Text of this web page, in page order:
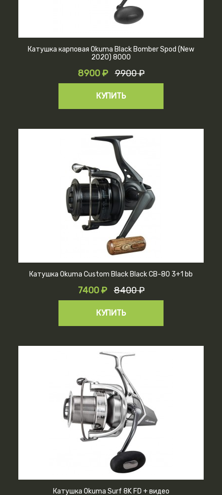
Катушка карповая Okuma Black Bomber Spod (New
2020) 8000
8900 ₽ 9900 ₽
КУПИТЬ
Катушка Okuma Custom Black Black CB-80 3+1 bb
7400 ₽ 8400 ₽
КУПИТЬ
Катушка Okuma Surf 8K FD + видео